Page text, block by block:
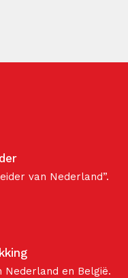
van Nederland”.
Nederland en België.